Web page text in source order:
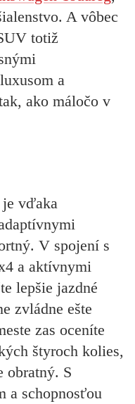
A vôbec
totiž
a
ako máločo v
je vďaka
V spojení s
a aktívnymi
lepšie jazdné
zvládne ešte
zas oceníte
štyroch kolies,
obratný. S
a schopnosťou